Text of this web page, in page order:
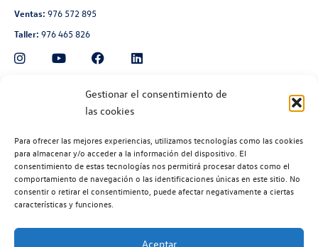
Gestionar el consentimiento de
las cookies
Para ofrecer las mejores experiencias, utilizamos tecnologías como las cookies
para almacenar y/o acceder a la información del dispositivo. El
consentimiento de estas tecnologías nos permitirá procesar datos como el
comportamiento de navegación o las identificaciones únicas en este sitio. No
consentir o retirar el consentimiento, puede afectar negativamente a ciertas
características y funciones.
Aceptar
Ventas: 976 572 895
Taller: 976 465 826
Automoción Aragonesa
Avenida de Navarra 135, Zaragoza
Taller:976 300 563
Recambios:976 300 564